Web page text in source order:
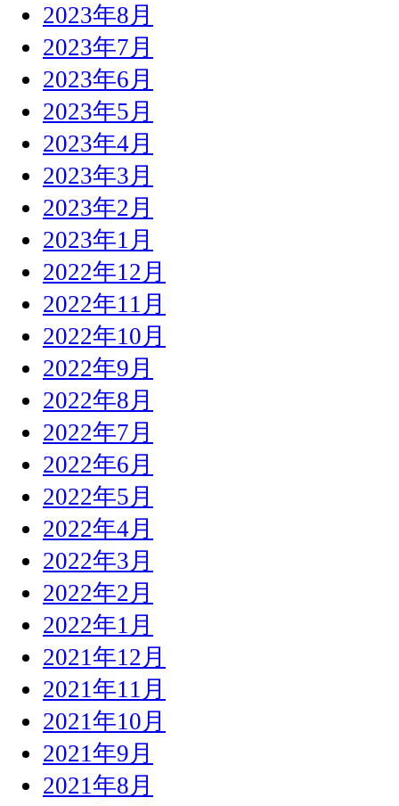
2023年8月
2023年7月
2023年6月
2023年5月
2023年4月
2023年3月
2023年2月
2023年1月
2022年12月
2022年11月
2022年10月
2022年9月
2022年8月
2022年7月
2022年6月
2022年5月
2022年4月
2022年3月
2022年2月
2022年1月
2021年12月
2021年11月
2021年10月
2021年9月
2021年8月